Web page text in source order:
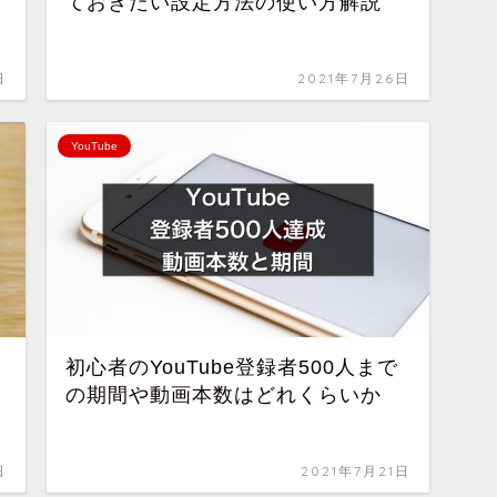
2021年7月26日
YouTube
初心者のYouTube登録者500人まで
の期間や動画本数はどれくらいか
2021年7月21日